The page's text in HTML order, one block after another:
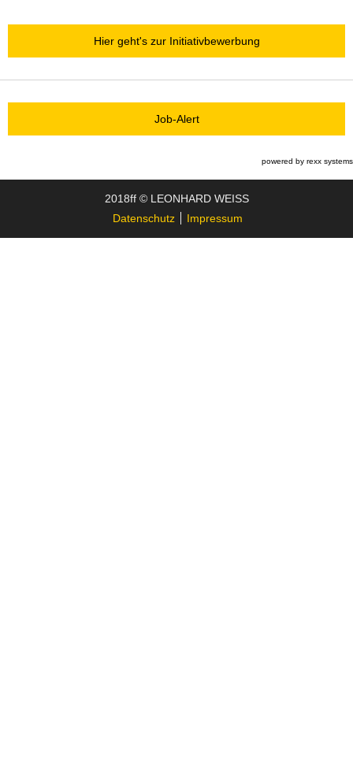
Hier geht's zur Initiativbewerbung
Job-Alert
powered by rexx systems
2018ff © LEONHARD WEISS
Datenschutz
Impressum